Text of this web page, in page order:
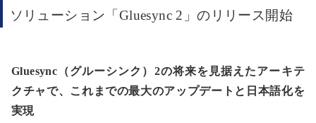
ソリューション「Gluesync 2」のリリース開始
Gluesync（グルーシンク）2の将来を見据えたアーキテ
クチャで、これまでの最大のアップデートと日本語化を
実現